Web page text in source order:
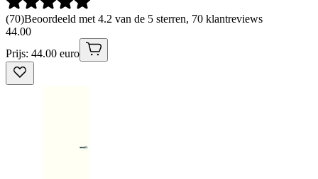
(70)Beoordeeld met 4.2 van de 5 sterren, 70 klantreviews
44.00
Prijs: 44.00 euro